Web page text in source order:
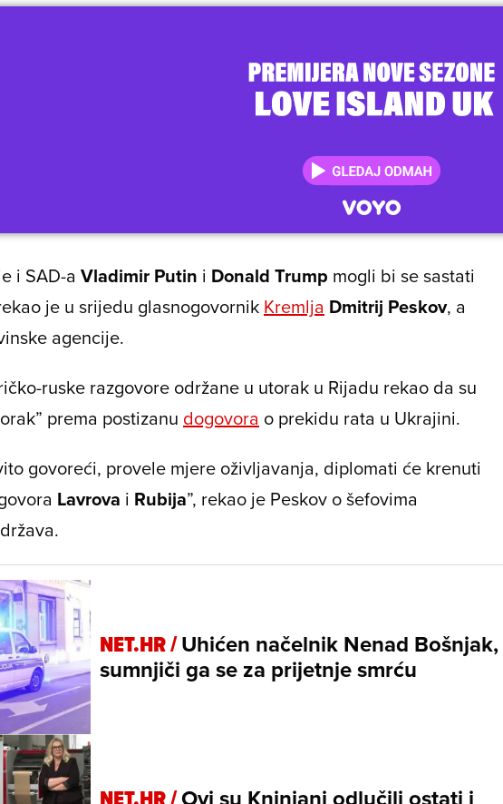
i SAD-a Vladimir Putin i Donald Trump mogli bi se sastati
je u srijedu glasnogovornik Kremlja Dmitrij Peskov, a
agencije.
ruske razgovore održane u utorak u Rijadu rekao da su
prema postizanu dogovora o prekidu rata u Ukrajini.
govoreći, provele mjere oživljavanja, diplomati će krenuti
Lavrova i Rubija”, rekao je Peskov o šefovima
NET.HR /Uhićen načelnik Nenad Bošnjak,
sumnjiči ga se za prijetnje smrću